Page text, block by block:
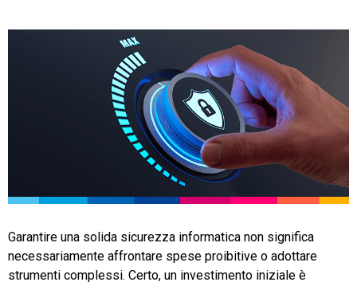
Financial Solutions
TeamSystem Store
Garantire una solida sicurezza informatica non significa
necessariamente affrontare spese proibitive o adottare
strumenti complessi. Certo, un investimento iniziale è